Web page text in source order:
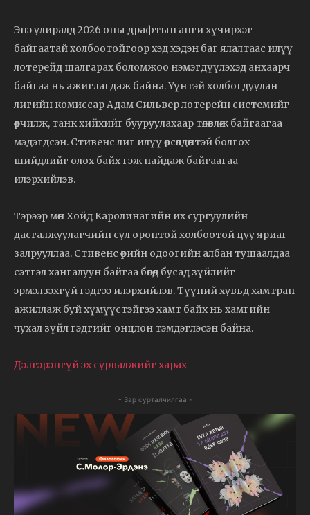
Энэ улиралд 2026 оны драфтын анги хүчирхэг
байгаатай холбоотойгоор хэд хэдэн баг ялалтаас илүү
лотерейд шалгарах боломжоо нэмэгдүүлэхэд анхаарч
байгаа нь ажиглагдаж байна. Үүнтэй холбогдуулан
лигийн комиссар Адам Сильвер лотерейн системийг
өөрчилж, танк хийхийг бууруулахаар төлөвлөж байгаагаа
мэдэгдсэн. Стивенс лиг илүү өрсөлдөөнтэй болгох
шийдлийг олох байх гэж найдаж байгаагаа
илэрхийлэв.
Тэрээр мөн Хойд Каролинагийн их сургуулийн
дасгалжуулагчийн сул оронтой холбоотой цуу яриаг
залрууллаа. Стивенс өөрийн одоогийн албан тушаалдаа
сэтгэл хангалуун байгаа бөгөөд бусад зүйлийг
эрмэлзэхгүй гэдгээ илэрхийлэв. Түүний хувьд хамтран
ажиллаж буй хүмүүстэйгээ хамт байх нь хамгийн
чухал зүйл гэдгийг онцлон тэмдэглэсэн байна.
Дэлгэрэнгүй эх сурвалжийг харах
- Зар сурталчилгаа -